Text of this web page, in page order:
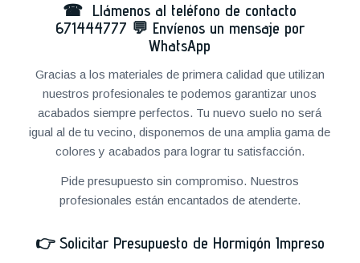
☎ Llámenos al teléfono de contacto
671444777 💬 Envíenos un mensaje por
WhatsApp
Gracias a los materiales de primera calidad que utilizan
nuestros profesionales te podemos garantizar unos
acabados siempre perfectos. Tu nuevo suelo no será
igual al de tu vecino, disponemos de una amplia gama de
colores y acabados para lograr tu satisfacción.
Pide presupuesto sin compromiso. Nuestros
profesionales están encantados de atenderte.
👉 Solicitar Presupuesto de Hormigón Impreso